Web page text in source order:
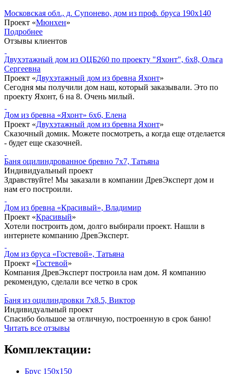
Московская обл., д. Супонево, дом из проф. бруса 190x140
Проект «Мюнхен»
Подробнее
Отзывы клиентов
Двухэтажный дом из ОЦБ260 по проекту "Яхонт", 6x8, Ольга
Сергеевна
Проект «Двухэтажный дом из бревна Яхонт»
Сегодня мы получили дом наш, который заказывали. Это по
проекту Яхонт, 6 на 8. Очень милый.
Дом из бревна «Яхонт» 6x6, Елена
Проект «Двухэтажный дом из бревна Яхонт»
Сказочный домик. Можете посмотреть, а когда еще отделается
- будет еще сказочней.
Баня оцилиндрованное бревно 7x7, Татьяна
Индивидуальный проект
Здравствуйте! Мы заказали в компании ДревЭксперт дом и
нам его построили.
Дом из бревна «Красивый», Владимир
Проект «Красивый»
Хотели построить дом, долго выбирали проект. Нашли в
интернете компанию ДревЭксперт.
Дом из бруса «Гостевой», Татьяна
Проект «Гостевой»
Компания ДревЭксперт построила нам дом. Я компанию
рекомендую, сделали все четко в срок
Баня из оцилиндровки 7x8.5, Виктор
Индивидуальный проект
Спасибо большое за отличную, построенную в срок баню!
Читать все отзывы
Комплектации:
Брус 150х150